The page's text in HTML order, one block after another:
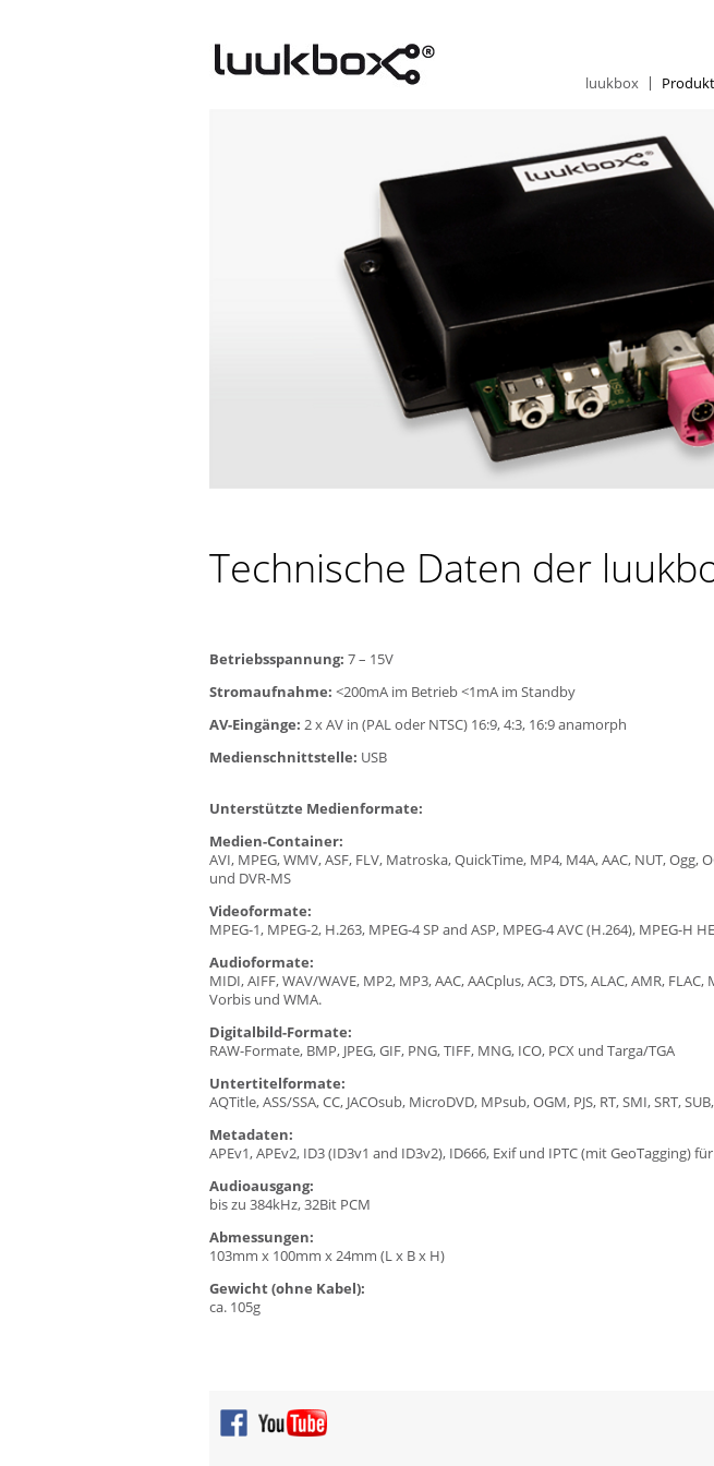
luukbox
Produkt
Technische Daten der
Betriebsspannung: 7 – 15V
Stromaufnahme: <200mA im Betrieb <1mA im Standby
AV-Eingänge: 2 x AV in (PAL oder NTSC) 16:9, 4:3, 16:9 anamorph
Medienschnittstelle: USB
Unterstützte Medienformate:
Medien-Container:
AVI, MPEG, WMV, ASF, FLV, Matroska, QuickTime, MP4, M4A, AAC, NUT, Ogg,
und DVR-MS
Videoformate:
MPEG-1, MPEG-2, H.263, MPEG-4 SP and ASP, MPEG-4 AVC (H.264), MPEG-
Audioformate:
MIDI, AIFF, WAV/WAVE, MP2, MP3, AAC, AACplus, AC3, DTS, ALAC, AMR,
Vorbis und WMA.
Digitalbild-Formate:
RAW-Formate, BMP, JPEG, GIF, PNG, TIFF, MNG, ICO, PCX und Targa/TGA
Untertitelformate:
AQTitle, ASS/SSA, CC, JACOsub, MicroDVD, MPsub, OGM, PJS, RT, SMI, SRT,
Metadaten:
APEv1, APEv2, ID3 (ID3v1 and ID3v2), ID666, Exif und IPTC (mit GeoTagging)
Audioausgang:
bis zu 384kHz, 32Bit PCM
Abmessungen:
103mm x 100mm x 24mm (L x B x H)
Gewicht (ohne Kabel):
ca. 105g